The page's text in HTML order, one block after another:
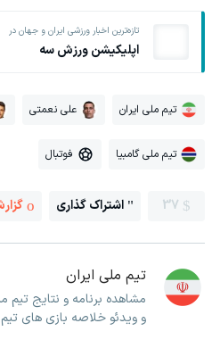
تازه‌ترین اخبار ورزشی ایران و جهان در
اپلیکیشن ورزش سه
تیم ملی ایران علی نعمتی
تیم ملی گامبیا فوتبال
37 اشتراک گذاری
تیم ملی ایران
مشاهده برنامه و نتایج تیم
و ویدئو خلاصه بازی های تیم